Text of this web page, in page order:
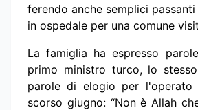
ferendo anche semplici
in ospedale per una comune
La famiglia ha espresso
primo ministro turco, lo
parole di elogio per l'operato
scorso giugno: “Non è Allah